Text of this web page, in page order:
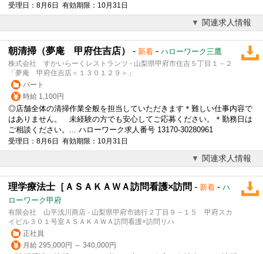
受理日：8月6日 有効期限：10月31日
関連求人情報
朝清掃（夢庵 甲府住吉店） - 新着 - ハローワーク三鷹
株式会社 すかいらーくレストランツ - 山梨県甲府市住吉５丁目１－２
「夢庵 甲府住吉店＜１３０１２９＞」
パート
時給 1,100円
◎店舗全体の清掃作業全般を担当していただきます＊難しい仕事内容で
はありません。 未経験の方でも安心してご応募ください。＊勤務日は
ご相談ください。... ハローワーク求人番号 13170-30280961
受理日：8月6日 有効期限：10月31日
関連求人情報
理学療法士［ＡＳＡＫＡＷＡ訪問看護×訪問 - 新着 - ハ
ローワーク甲府
有限会社 山平浅川商店 - 山梨県甲府市徳行２丁目９－１５ 甲府スカ
イビル３０１号室ＡＳＡＫＡＷＡ訪問看護×訪問リハ
正社員
月給 295,000円 ～ 340,000円